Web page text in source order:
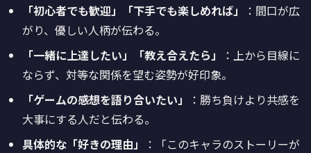
「初心者でも歓迎」「下手でも楽しめれば」
：間口が広
がり、優しい人柄が伝わる。
「一緒に上達したい」「教え合えたら」
：上から目線に
ならず、対等な関係を望む姿勢が好印象。
「ゲームの感想を語り合いたい」
：勝ち負けより共感を
大事にする人だと伝わる。
具体的な「好きの理由」
：「このキャラのストーリーが